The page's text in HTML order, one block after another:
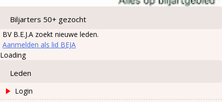
Biljarters 50+ gezocht
BV B.E.J.A zoekt nieuwe leden.
Aanmelden als lid BEJA
Loading
Leden
Login